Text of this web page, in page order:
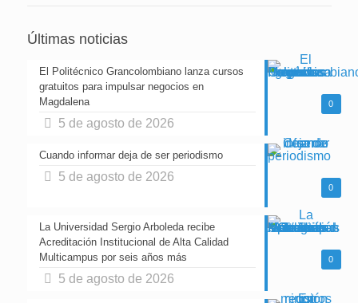
Últimas noticias
0
El Politécnico Grancolombiano lanza cursos
gratuitos para impulsar negocios en
Magdalena
5 de agosto de 2026
0
Cuando informar deja de ser periodismo
5 de agosto de 2026
0
La Universidad Sergio Arboleda recibe
Acreditación Institucional de Alta Calidad
Multicampus por seis años más
5 de agosto de 2026